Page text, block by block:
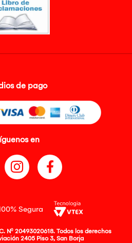
de pago
en
Segura
Nº 20493020618. Todos los derechos
2405 Piso 3, San Borja